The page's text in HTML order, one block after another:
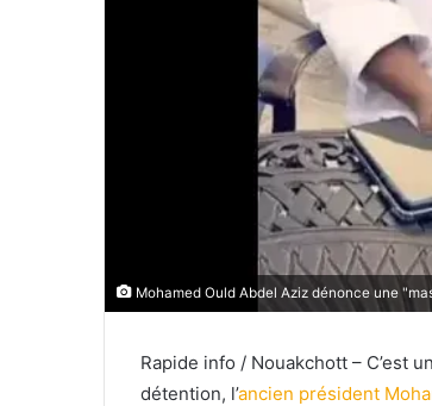
Mohamed Ould Abdel Aziz dénonce une
Rapide info / Nouakchott – C’est
détention, l’ancien président